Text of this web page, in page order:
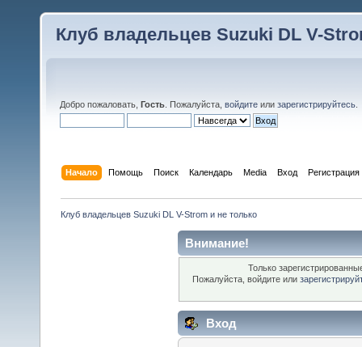
Клуб владельцев Suzuki DL V-
Добро пожаловать, Гость . Пожалуйста, войдите или зарегистрируйтесь
Начало Помощь Поиск Календарь Media Вход Регистрация
Клуб владельцев Suzuki DL V-Strom и не только
Внимание!
Только
Пожалуйста, войдите или
Вход